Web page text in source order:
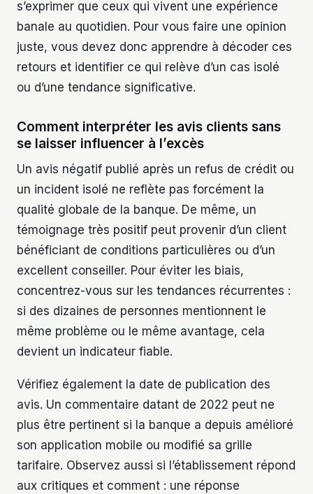
s’exprimer que ceux qui vivent une expérience
banale au quotidien. Pour vous faire une opinion
juste, vous devez donc apprendre à décoder ces
retours et identifier ce qui relève d’un cas isolé
ou d’une tendance significative.
Comment interpréter les avis clients sans
se laisser influencer à l’excès
Un avis négatif publié après un refus de crédit ou
un incident isolé ne reflète pas forcément la
qualité globale de la banque. De même, un
témoignage très positif peut provenir d’un client
bénéficiant de conditions particulières ou d’un
excellent conseiller. Pour éviter les biais,
concentrez-vous sur les tendances récurrentes :
si des dizaines de personnes mentionnent le
même problème ou le même avantage, cela
devient un indicateur fiable.
Vérifiez également la date de publication des
avis. Un commentaire datant de 2022 peut ne
plus être pertinent si la banque a depuis amélioré
son application mobile ou modifié sa grille
tarifaire. Observez aussi si l’établissement répond
aux critiques et comment : une réponse